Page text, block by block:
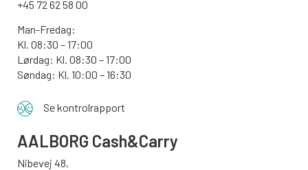
+45 72 62 58 00
Man-Fredag:
Kl. 08:30 – 17:00
Lørdag: Kl. 08:30 – 17:00
Søndag: Kl. 10:00 – 16:30
Se kontrolrapport
AALBORG Cash&Carry
Nibevej 48,